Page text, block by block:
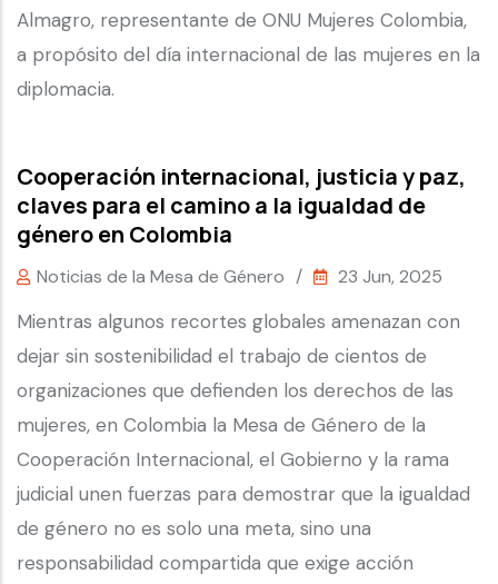
Almagro, representante de ONU Mujeres Colombia,
a propósito del día internacional de las mujeres en la
diplomacia.
Cooperación internacional, justicia y paz,
claves para el camino a la igualdad de
género en Colombia
Noticias de la Mesa de Género / 23 Jun, 2025
Mientras algunos recortes globales amenazan con
dejar sin sostenibilidad el trabajo de cientos de
organizaciones que defienden los derechos de las
mujeres, en Colombia la Mesa de Género de la
Cooperación Internacional, el Gobierno y la rama
judicial unen fuerzas para demostrar que la igualdad
de género no es solo una meta, sino una
responsabilidad compartida que exige acción